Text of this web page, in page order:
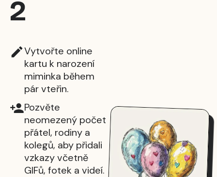
2
Vytvořte online
kartu k narození
miminka během
pár vteřin.
Pozvěte
neomezený počet
přátel, rodiny a
kolegů, aby přidali
vzkazy včetně
GIFů, fotek a videí.